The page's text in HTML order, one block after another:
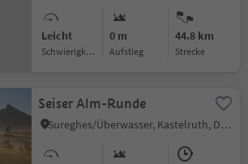
Leicht
Schwierigkeitsgrad
0 m
Aufstieg
44.8 km
Strecke
Seiser Alm-Runde
Sureghes/Überwasser, Kastelruth, Dolomitenregion Seiser Alm